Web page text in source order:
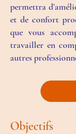
permettra
et de confort
que vous
travailler en
autres
Objectifs